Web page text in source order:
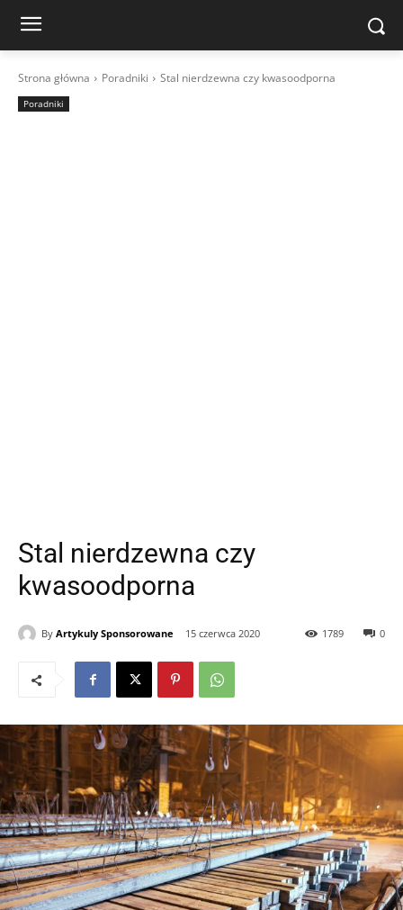
Strona główna Poradniki Stal nierdzewna czy kwasoodporna
Poradniki
Stal nierdzewna czy
kwasoodporna
By Artykuly Sponsorowane 15 czerwca 2020 0
1789